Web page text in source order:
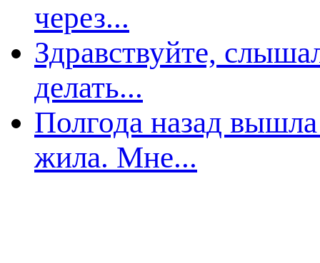
через...
Здравствуйте,
делать...
Полгода назад
жила. Мне...